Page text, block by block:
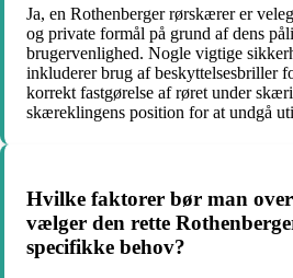
Ja, en Rothenberger rørskærer er
og private formål på grund af dens
brugervenlighed. Nogle vigtige
inkluderer brug af beskyttelsesbriller
korrekt fastgørelse af røret under
skæreklingens position for at undgå
Hvilke faktorer bør man
vælger den rette
specifikke behov?